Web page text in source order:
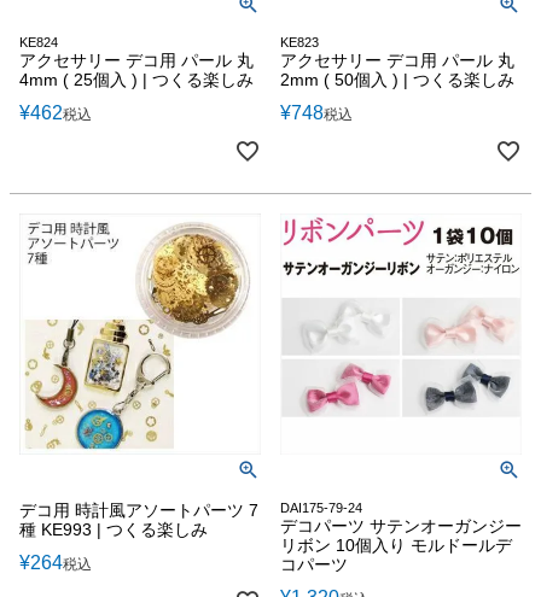
KE824
アクセサリー デコ用 パール 丸
4mm ( 25個入 ) | つくる楽しみ
¥462税込
KE823
アクセサリー デコ用 パール 丸
2mm ( 50個入 ) | つくる楽しみ
¥748税込
デコ用 時計風アソートパーツ 7
種 KE993 | つくる楽しみ
¥264税込
DAI175-79-24
デコパーツ サテンオーガンジー
リボン 10個入り モルドールデ
コパーツ